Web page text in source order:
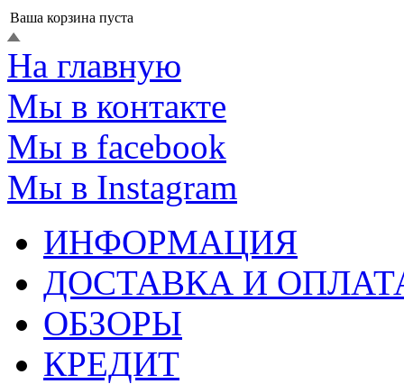
Ваша корзина пуста
На главную
Мы в контакте
Мы в facebook
Мы в Instagram
ИНФОРМАЦИЯ
ДОСТАВКА И
ОБЗОРЫ
КРЕДИТ